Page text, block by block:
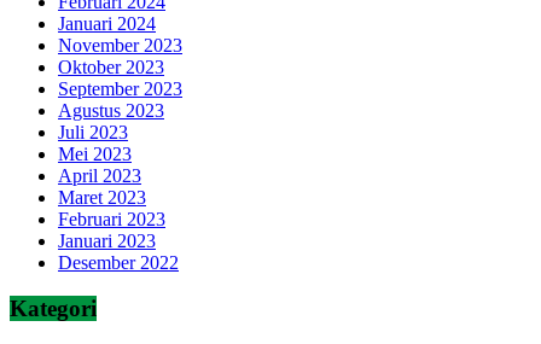
Januari 2024
November 2023
Oktober 2023
September 2023
Agustus 2023
Juli 2023
Mei 2023
April 2023
Maret 2023
Februari 2023
Januari 2023
Desember 2022
Kategori